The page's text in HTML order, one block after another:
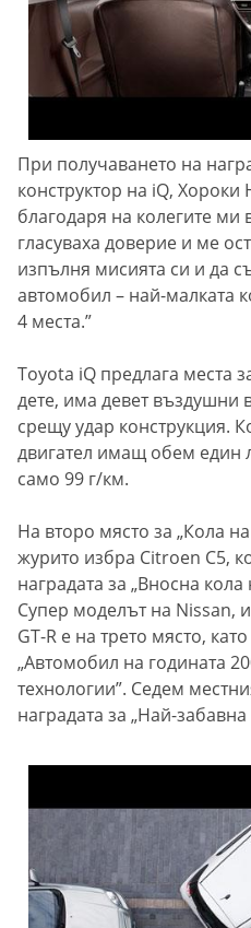
При получаването на
конструктор на iQ,
благодаря на колегите ми
гласуваха доверие и ме
изпълня мисията си и да
автомобил – най-малката
4 места.”
Toyota iQ предлага места
дете, има девет въздушни
срещу удар конструкция.
двигател имащ обем един
само 99 г/км.
На второ място за „Кола
журито избра Citroеn C5,
наградата за „Вносна
Супер моделът на Nissan,
GT-R е на трето място,
„Автомобил на годината
технологии”. Седем
наградата за „Най-